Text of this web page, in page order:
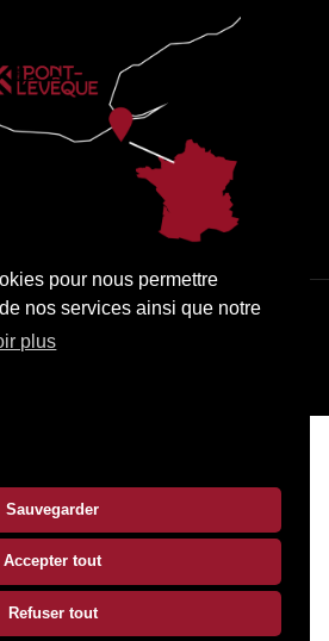
pour nous permettre
nos services ainsi que notre
plus
Sauvegarder
Accepter tout
Refuser tout
MENTIONS LÉGALES ACCESSIBILITÉ